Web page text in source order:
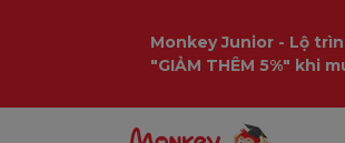
Monkey Junior - Lộ
"GIẢM THÊM 5%" khi
Trang chủ Ba mẹ cần